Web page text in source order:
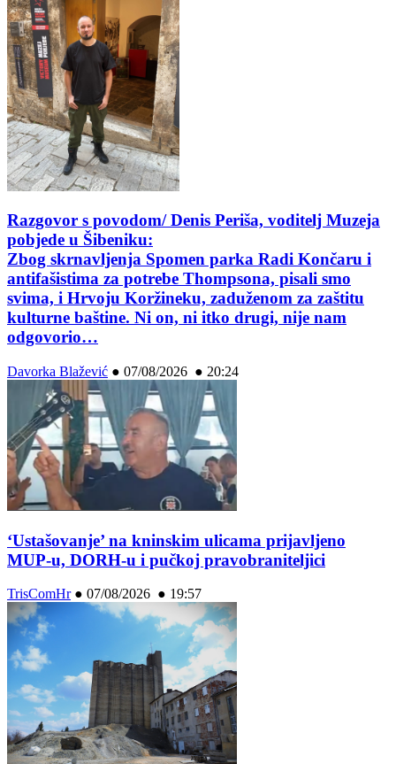
Razgovor s povodom/ Denis Periša, voditelj Muzeja
pobjede u Šibeniku:
Zbog skrnavljenja Spomen parka Radi Končaru i
antifašistima za potrebe Thompsona, pisali smo
svima, i Hrvoju Koržineku, zaduženom za zaštitu
kulturne baštine. Ni on, ni itko drugi, nije nam
odgovorio…
Davorka Blažević ● 07/08/2026 ● 20:24
‘Ustašovanje’ na kninskim ulicama prijavljeno
MUP-u, DORH-u i pučkoj pravobraniteljici
TrisComHr● 07/08/2026 ● 19:57